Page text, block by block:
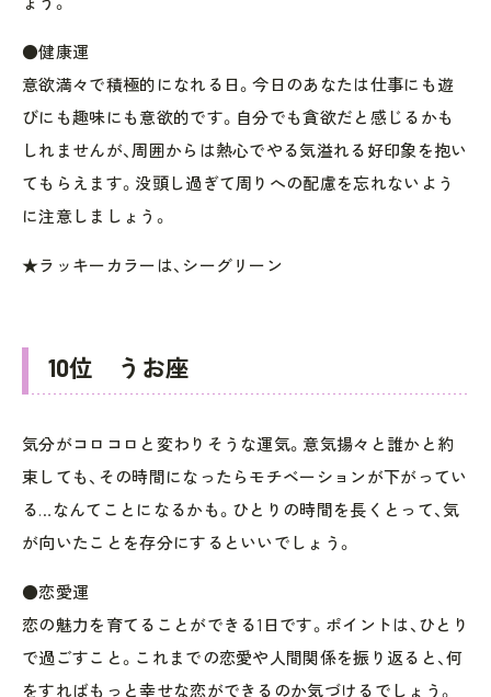
●健康運
意欲満々で積極的になれる日。今日のあなたは仕事にも遊
びにも趣味にも意欲的です。自分でも貪欲だと感じるかも
しれませんが、周囲からは熱心でやる気溢れる好印象を抱い
てもらえます。没頭し過ぎて周りへの配慮を忘れないよう
に注意しましょう。
★ラッキーカラーは、シーグリーン
10位 うお座
気分がコロコロと変わりそうな運気。意気揚々と誰かと約
束しても、その時間になったらモチベーションが下がってい
る…なんてことになるかも。ひとりの時間を長くとって、気
が向いたことを存分にするといいでしょう。
●恋愛運
恋の魅力を育てることができる1日です。ポイントは、ひとり
で過ごすこと。これまでの恋愛や人間関係を振り返ると、何
をすればもっと幸せな恋ができるのか気づけるでしょう。